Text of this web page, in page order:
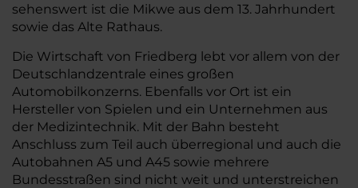
sehenswert ist die Mikwe aus dem 13. Jahrhundert
sowie das Alte Rathaus.
Die Wirtschaft von Friedberg lebt vor allem von der
Deutschlandzentrale eines großen
Automobilkonzerns. Ebenfalls vor Ort ist ein
Hersteller von Spielen und ein Unternehmen aus
der Medizintechnik. Mit der Bahn besteht
Anschluss zum Teil auch überregional und auch die
Autobahnen A5 und A45 sowie mehrere
Bundesstraßen sind nicht weit und unterstreichen